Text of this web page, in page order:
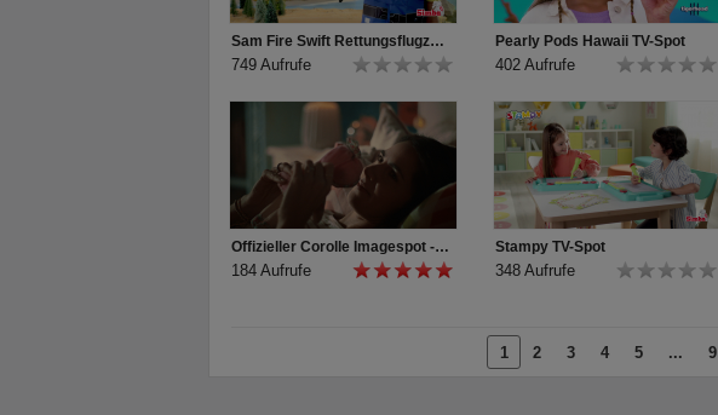
Sam Fire Swift Rettungsflugzeug TV-Spot
749 Aufrufe
Pearly Pods Hawaii TV-Spot
402 Aufrufe
Offizieller Corolle Imagespot - Französische Puppen mit Charme
184 Aufrufe
Stampy TV-Spot
348 Aufrufe
1 2 3 4 5 ... 9